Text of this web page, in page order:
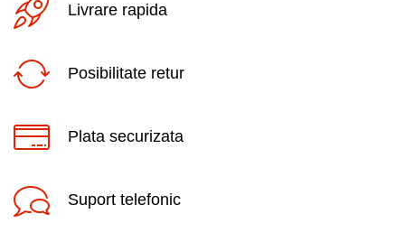
Livrare rapida
Posibilitate retur
Plata securizata
Suport telefonic